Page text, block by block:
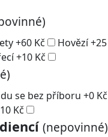
+60 Kč Hovězí+25
+10 Kč
se bez příboru +0 Kč
10 Kč
(nepovinné)